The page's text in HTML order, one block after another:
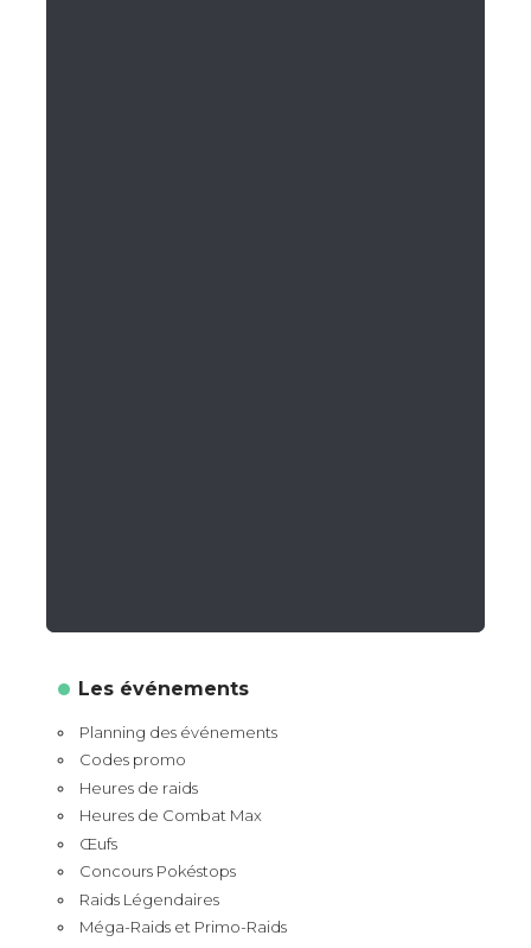
Les événements
Planning des événements
Codes promo
Heures de raids
Heures de Combat Max
Œufs
Concours Pokéstops
Raids Légendaires
Méga-Raids et Primo-Raids